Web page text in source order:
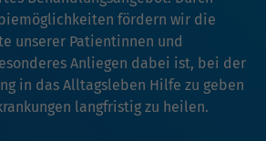
fördern wir die
unserer Patientinnen und
Anliegen dabei ist, bei der
in das Alltagsleben Hilfe zu geben
langfristig zu heilen.